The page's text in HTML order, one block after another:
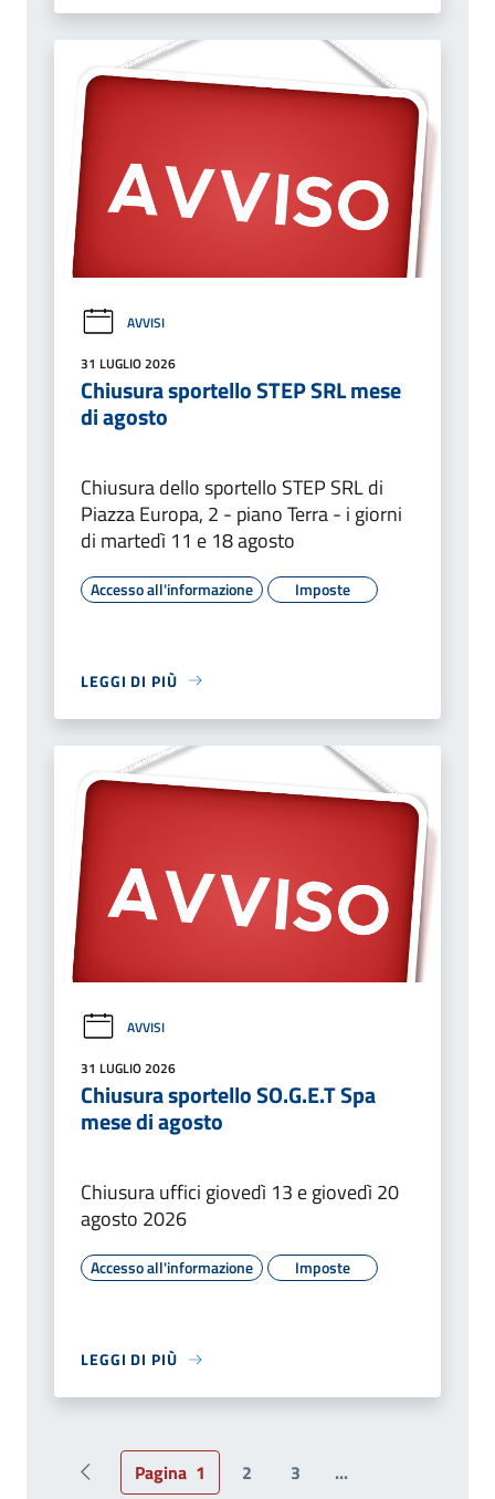
AVVISI
31 LUGLIO 2026
Chiusura sportello STEP SRL mese
di agosto
Chiusura dello sportello STEP SRL di
Piazza Europa, 2 - piano Terra - i giorni
di martedì 11 e 18 agosto
Accesso all'informazione Imposte
LEGGI DI PIÙ
AVVISI
31 LUGLIO 2026
Chiusura sportello SO.G.E.T Spa
mese di agosto
Chiusura uffici giovedì 13 e giovedì 20
agosto 2026
Accesso all'informazione Imposte
LEGGI DI PIÙ
Pagina precedente
Pagina 1 2 3
...